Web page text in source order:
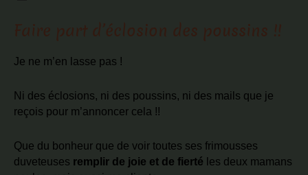
Je ne m’en lasse pas !
Ni des éclosions, ni des poussins, ni des mails que je
reçois pour m’annoncer cela !!
Que du bonheur que de voir toutes ses frimousses
duveteuses remplir de joie et de fierté les deux mamans